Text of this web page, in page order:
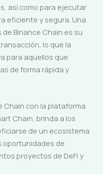
así como para ejecutar
eficiente y segura. Una
Binance Chain es su
lo que la
para aquellos que
de forma rápida y
Chain con la plataforma
Chain, brinda a los
de un ecosistema
oportunidades de
proyectos de DeFi y